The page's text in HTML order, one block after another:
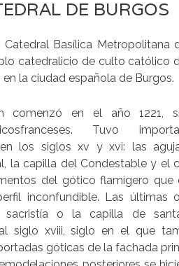
DE BURGOS
Catedral Basílica Metropolitana
catedralicio de culto católico
en la ciudad española de Burgos.
comenzó en el año 1221,
Tuvo
en los siglos xv y xvi: las
la capilla del Condestable y el
del gótico flamígero que
inconfundible. Las últimas
sacristía o la capilla de
siglo xviii, siglo en el que
góticas de la fachada